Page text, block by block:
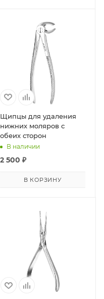
Щипцы для удаления
нижних моляров с
обеих сторон
В наличии
2 500 ₽
В КОРЗИНУ